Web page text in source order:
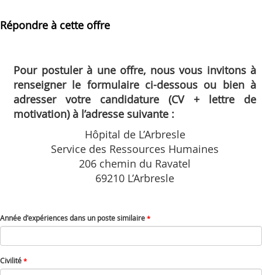
Répondre à cette offre
Pour postuler à une offre, nous vous invitons à
renseigner le formulaire ci-dessous ou bien à
adresser votre candidature (CV + lettre de
motivation) à l’adresse suivante :
Hôpital de L’Arbresle
Service des Ressources Humaines
206 chemin du Ravatel
69210 L’Arbresle
Année d'expériences dans un poste similaire *
Civilité *